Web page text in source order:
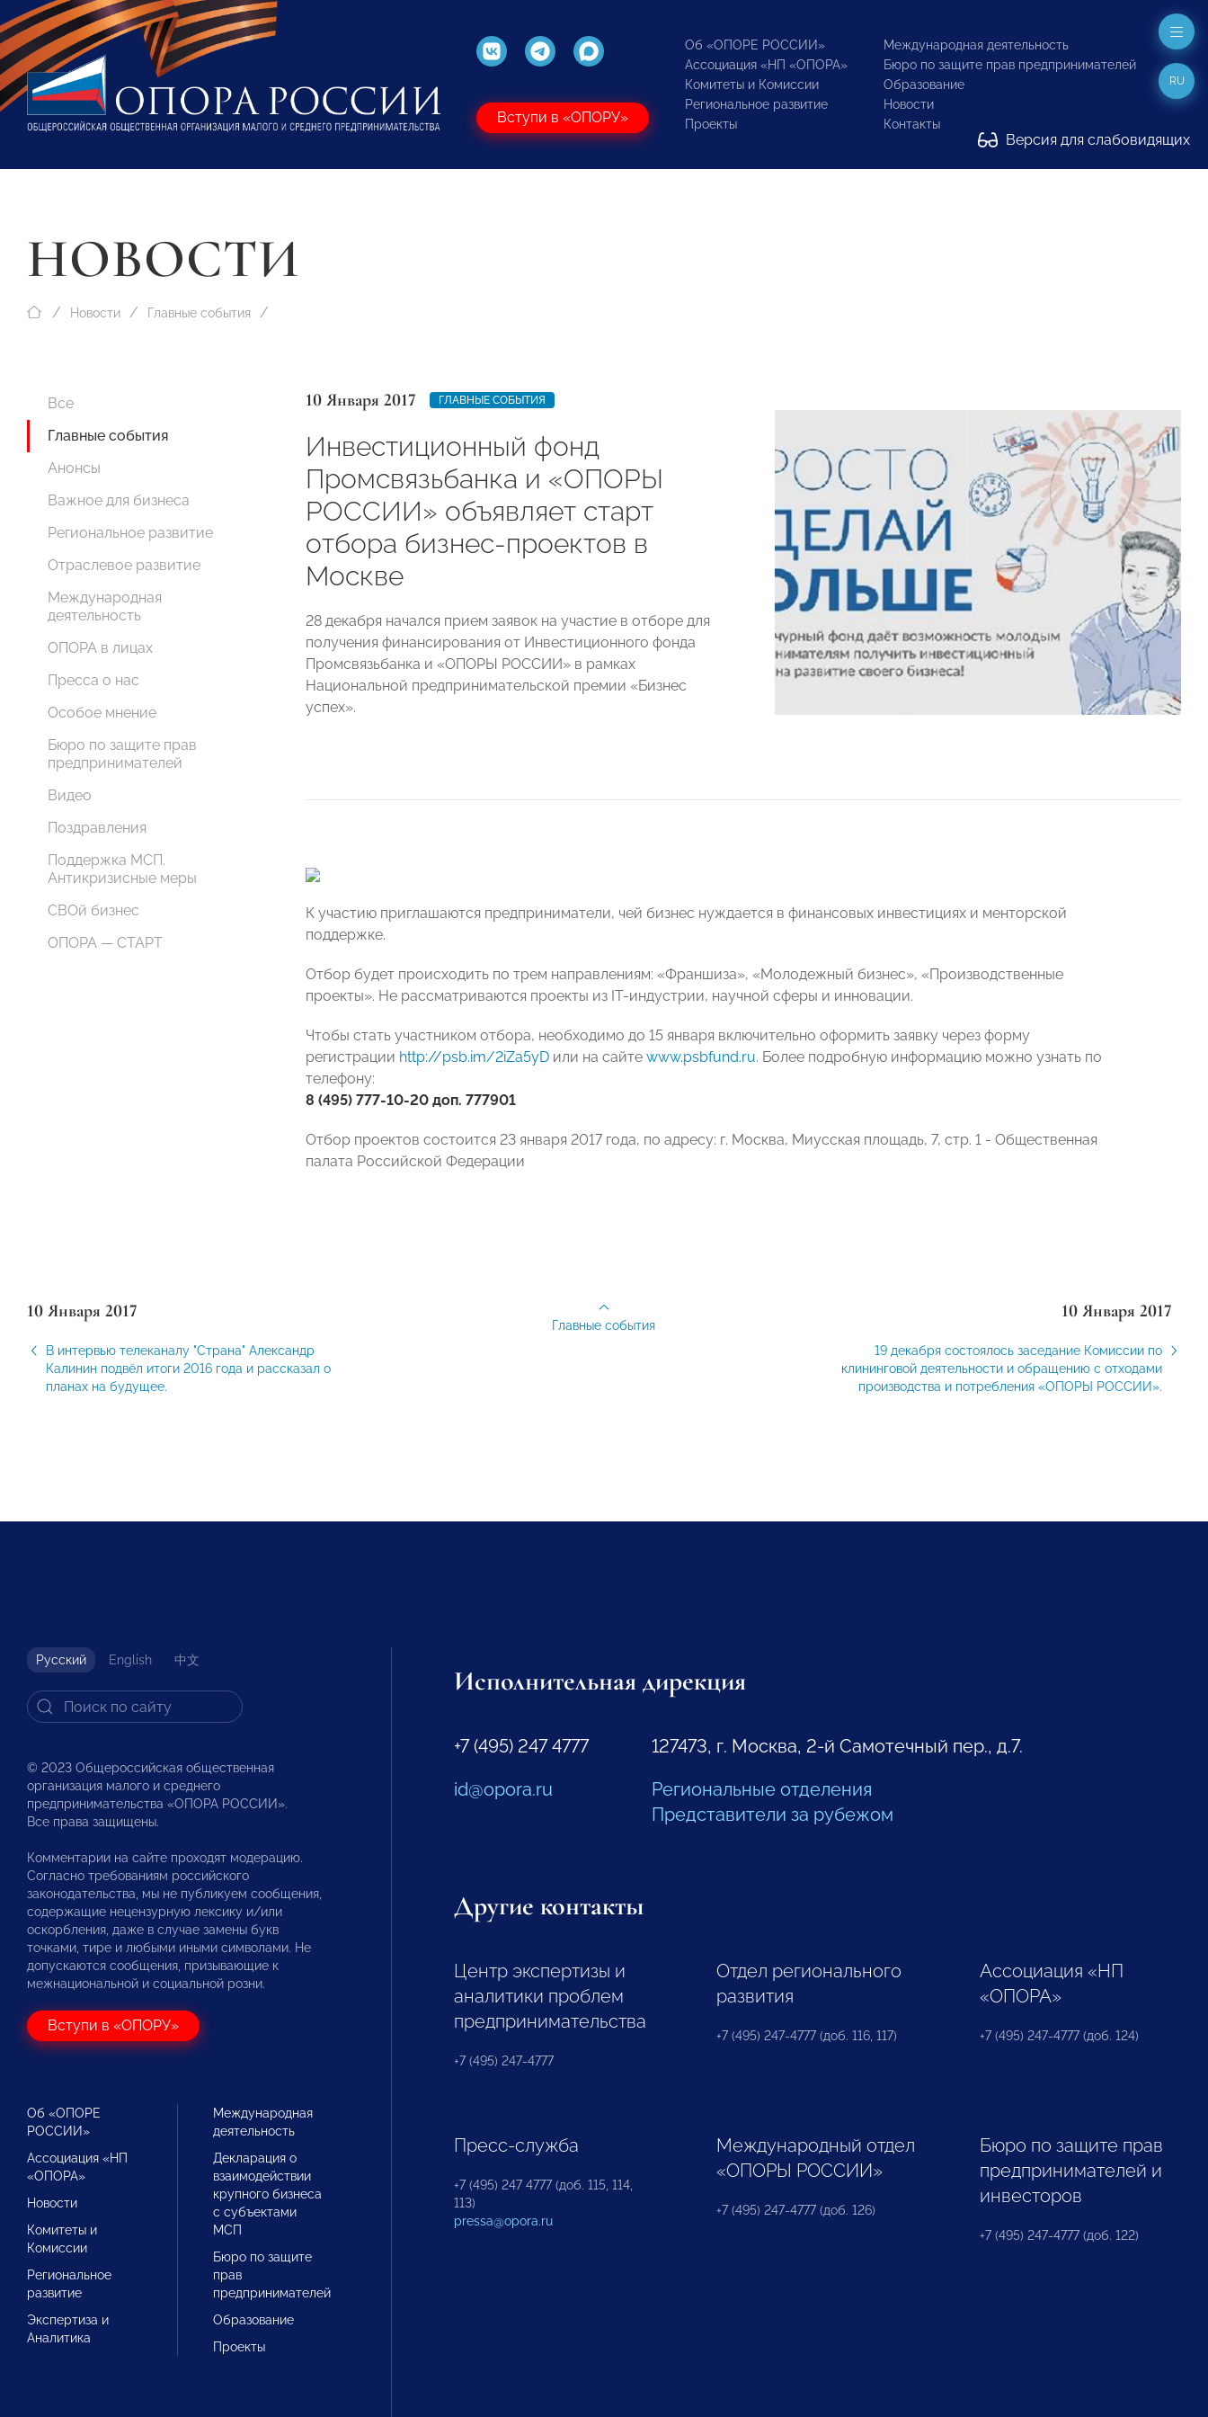
Вступи в «ОПОРУ»
Об «ОПОРЕ РОССИИ»
Ассоциация «НП «ОПОРА»
Комитеты и Комиссии
Региональное развитие
Проекты
Международная деятельность
Бюро по защите прав предпринимателей
Образование
Новости
Контакты
Версия для слабовидящих
RU
НОВОСТИ
Новости Главные события
Все
Главные события
Анонсы
Важное для бизнеса
Региональное развитие
Отраслевое развитие
Международная
деятельность
ОПОРА в лицах
Пресса о нас
Особое мнение
Бюро по защите прав
предпринимателей
Видео
Поздравления
Поддержка МСП.
Антикризисные меры
СВОй бизнес
ОПОРА — СТАРТ
10 Января 2017 ГЛАВНЫЕ СОБЫТИЯ
Инвестиционный фонд
Промсвязьбанка и «ОПОРЫ
РОССИИ» объявляет старт
отбора бизнес-проектов в
Москве
28 декабря начался прием заявок на участие в отборе для
получения финансирования от Инвестиционного фонда
Промсвязьбанка и «ОПОРЫ РОССИИ» в рамках
Национальной предпринимательской премии «Бизнес
успех».
К участию приглашаются предприниматели, чей бизнес нуждается в финансовых инвестициях и менторской
поддержке.
Отбор будет происходить по трем направлениям: «Франшиза», «Молодежный бизнес», «Производственные
проекты». Не рассматриваются проекты из IT-индустрии, научной сферы и инновации.
Чтобы стать участником отбора, необходимо до 15 января включительно оформить заявку через форму
регистрации http://psb.im/2iZa5yD или на сайте www.psbfund.ru. Более подробную информацию можно узнать по
телефону:
8 (495) 777-10-20 доп. 777901
Отбор проектов состоится 23 января 2017 года, по адресу: г. Москва, Миусская площадь, 7, стр. 1 - Общественная
палата Российской Федерации
10 Января 2017
В интервью телеканалу "Страна" Александр
Калинин подвёл итоги 2016 года и рассказал о
планах на будущее.
10 Января 2017
19 декабря состоялось заседание Комиссии по
клининговой деятельности и обращению с отходами
производства и потребления «ОПОРЫ РОССИИ».
Главные события
Русский English 中文
© 2023 Общероссийская общественная
организация малого и среднего
предпринимательства «ОПОРА РОССИИ».
Все права защищены.
Комментарии на сайте проходят модерацию.
Согласно требованиям российского
законодательства, мы не публикуем сообщения,
содержащие нецензурную лексику и/или
оскорбления, даже в случае замены букв
точками, тире и любыми иными символами. Не
допускаются сообщения, призывающие к
межнациональной и социальной розни.
Вступи в «ОПОРУ»
Об «ОПОРЕ
РОССИИ»
Ассоциация «НП
«ОПОРА»
Новости
Комитеты и
Комиссии
Региональное
развитие
Экспертиза и
Аналитика
Международная
деятельность
Декларация о
взаимодействии
крупного бизнеса
с субъектами
МСП
Бюро по защите
прав
предпринимателей
Образование
Проекты
Исполнительная дирекция
+7 (495) 247 4777
id@opora.ru
127473, г. Москва, 2-й Самотечный пер., д.7.
Региональные отделения
Представители за рубежом
Другие контакты
Центр экспертизы и
аналитики проблем
предпринимательства
+7 (495) 247-4777
Отдел регионального
развития
+7 (495) 247-4777 (доб. 116, 117)
Ассоциация «НП
«ОПОРА»
+7 (495) 247-4777 (доб. 124)
Пресс-служба
+7 (495) 247 4777 (доб. 115, 114,
113)
pressa@opora.ru
Международный отдел
«ОПОРЫ РОССИИ»
+7 (495) 247-4777 (доб. 126)
Бюро по защите прав
предпринимателей и
инвесторов
+7 (495) 247-4777 (доб. 122)